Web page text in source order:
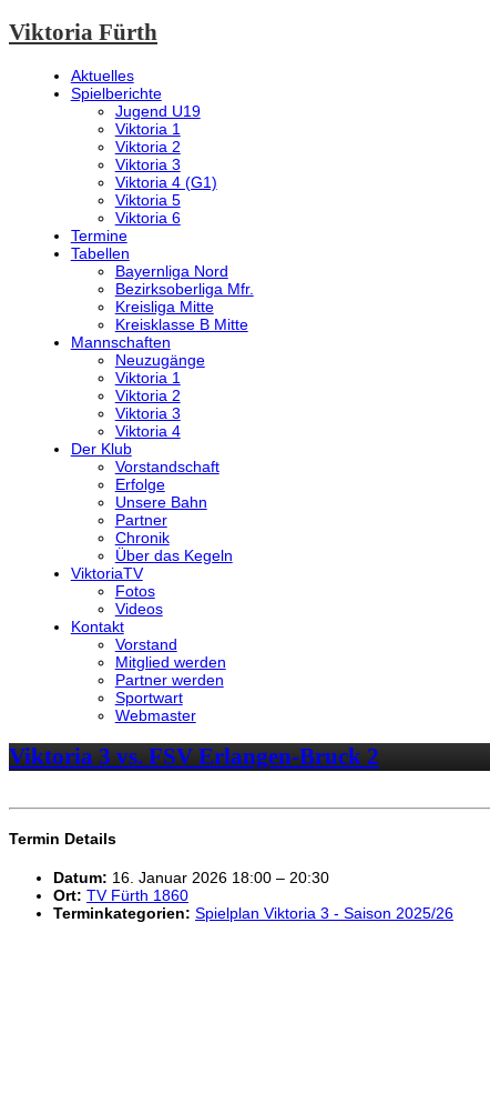
Viktoria Fürth
Aktuelles
Spielberichte
Jugend U19
Viktoria 1
Viktoria 2
Viktoria 3
Viktoria 4 (G1)
Viktoria 5
Viktoria 6
Termine
Tabellen
Bayernliga Nord
Bezirksoberliga Mfr.
Kreisliga Mitte
Kreisklasse B Mitte
Mannschaften
Neuzugänge
Viktoria 1
Viktoria 2
Viktoria 3
Viktoria 4
Der Klub
Vorstandschaft
Erfolge
Unsere Bahn
Partner
Chronik
Über das Kegeln
ViktoriaTV
Fotos
Videos
Kontakt
Vorstand
Mitglied werden
Partner werden
Sportwart
Webmaster
Viktoria 3 vs. FSV Erlangen-Bruck 2
Termin Details
Datum: 16. Januar 2026 18:00 – 20:30
Ort: TV Fürth 1860
Terminkategorien: Spielplan Viktoria 3 - Saison 2025/26